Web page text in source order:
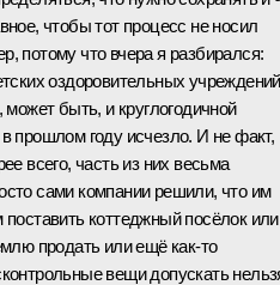
чтобы тот процесс не носил
потому что вчера я разбирался:
оздоровительных
может быть, и круглогодичной
прошлом году исчезло. И не факт,
всего, часть из них весьма
сами компании решили, что им
коттеджный посёлок
продать или ещё как‑то
вещи допускать